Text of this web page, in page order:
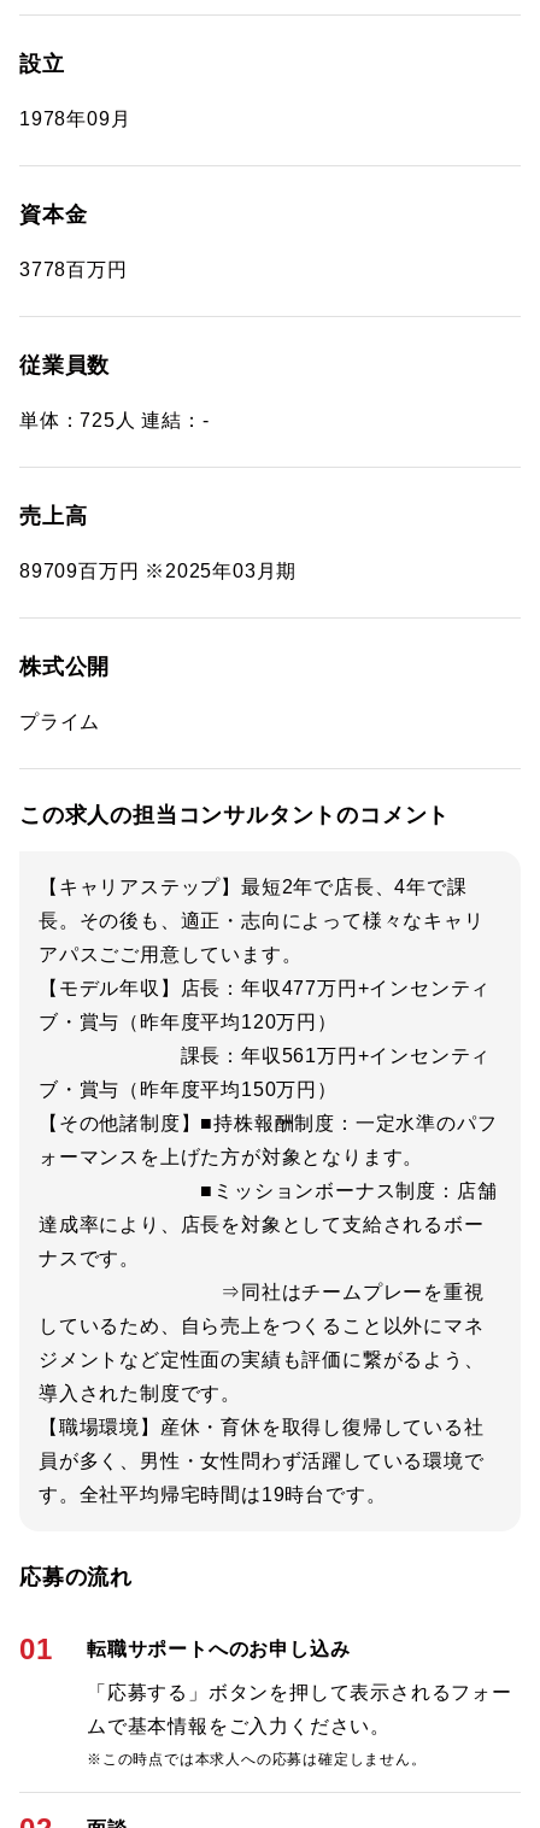
設立
1978年09月
資本金
3778百万円
従業員数
単体：725人 連結：-
売上高
89709百万円 ※2025年03月期
株式公開
プライム
この求人の担当コンサルタントのコメント
【キャリアステップ】最短2年で店長、4年で課
長。その後も、適正・志向によって様々なキャリ
アパスごご用意しています。
【モデル年収】店長：年収477万円+インセンティ
ブ・賞与（昨年度平均120万円）
課長：年収561万円+インセンティ
ブ・賞与（昨年度平均150万円）
【その他諸制度】■持株報酬制度：一定水準のパフ
ォーマンスを上げた方が対象となります。
■ミッションボーナス制度：店舗
達成率により、店長を対象として支給されるボー
ナスです。
⇒同社はチームプレーを重視
しているため、自ら売上をつくること以外にマネ
ジメントなど定性面の実績も評価に繋がるよう、
導入された制度です。
【職場環境】産休・育休を取得し復帰している社
員が多く、男性・女性問わず活躍している環境で
す。全社平均帰宅時間は19時台です。
応募の流れ
01 転職サポートへのお申し込み
「応募する」ボタンを押して表示されるフォー
ムで基本情報をご入力ください。
※この時点では本求人への応募は確定しません。